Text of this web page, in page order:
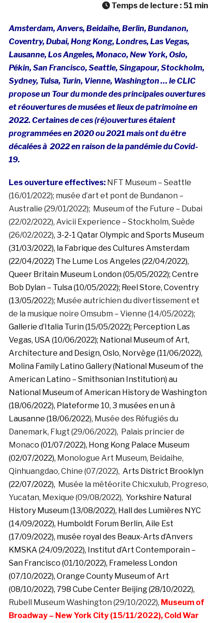
Temps de lecture : 51 min
Amsterdam, Anvers, Beidaihe, Berlin, Bundanon,
Coventry, Dubai, Hong Kong, Londres, Las Vegas,
Lausanne, Los Angeles, Monaco, New York, Oslo,
Pékin, San Francisco, Seattle, Singapour, Stockholm,
Sydney, Tulsa, Turin, Vienne, Washington … le CLIC
propose un Tour du monde des principales ouvertures
et réouvertures de musées et lieux de patrimoine en
2022. Certaines de ces (ré)ouvertures étaient
programmées en 2020 ou 2021 mais ont du être
décalées à 2022 en raison de la pandémie du Covid-
19.
Les ouverture effectives: NFT Museum – Seattle
(16/01/2022); musée d’art et pont de Bundanon –
Australie (29/01/2022); Museum of the Future – Dubai
(22/02/2022), Avicii Experience – Stockholm, Suède
(26/02/2022), 3-2-1 Qatar Olympic and Sports Museum
(31/03/2022), la Fabrique des Cultures Amsterdam
(22/04/2022) The Lume Los Angeles (22/04/2022),
Queer Britain Museum London (05/05/2022); Centre
Bob Dylan – Tulsa (10/05/2022); Reel Store, Coventry
(13/05/2022); Musée autrichien du divertissement et
de la musique noire Omsubm – Vienne (14/05/2022);
Gallerie d’Italia Turin (15/05/2022); Perception Las
Vegas, USA (10/06/2022); National Museum of Art,
Architecture and Design, Oslo, Norvège (11/06/2022),
Molina Family Latino Gallery (National Museum of the
American Latino – Smithsonian Institution) au
National Museum of American History de Washington
(18/06/2022), Plateforme 10, 3 musées en un à
Lausanne (18/06/2022), Musée des Réfugiés du
Danemark, Flugt (29/06/2022), Palais princier de
Monaco (01/07/2022), Hong Kong Palace Museum
(02/07/2022), Monologue Art Museum, Beidaihe,
Qinhuangdao, Chine (07/2022), Arts District Brooklyn
(22/07/2022), Musée la météorite Chicxulub, Progreso,
Yucatan, Mexique (09/08/2022), Yorkshire Natural
History Museum (13/08/2022), Hall des Lumières NYC
(14/09/2022), Humboldt Forum Berlin, Aile Est
(17/09/2022), musée royal des Beaux-Arts d’Anvers
KMSKA (24/09/2022), Institut d’Art Contemporain –
San Francisco (01/10/2022), Frameless London
(07/10/2022), Orange County Museum of Art
(08/10/2022), 798 Cube Center Beijing (28/10/2022),
Rubell Museum Washington (29/10/2022), Museum of
Broadway – New York City (15/11/2022), Cold War